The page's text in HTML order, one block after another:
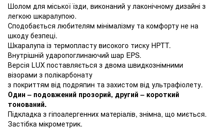
Шолом для міської їзди, виконаний у лаконічному дизайні з
легкою шкаралупою.
Сподобається любителям мінімалізму та комфорту не на
шкоду безпеці.
Шкаралупа із термопласту високого тиску HPTT.
Внутрішній ударопоглинаючий шар EPS.
Версія LUX поставляється з двома швидкознімними
візорами з полікарбонату
з покриттям від подряпин та захистом від ультрафіолету.
Один – подовжений прозорий, другий – короткий
тонований.
Підкладка з гіпоалергенних матеріалів, знімна, що миється.
Застібка мікрометрик.